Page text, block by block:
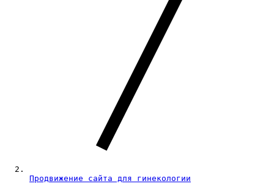
Продвижение сайта для гинекологии